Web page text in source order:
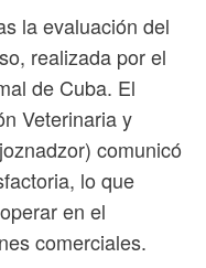
la evaluación del
realizada por el
de Cuba. El
Veterinaria y
comunicó
lo que
en el
comerciales.